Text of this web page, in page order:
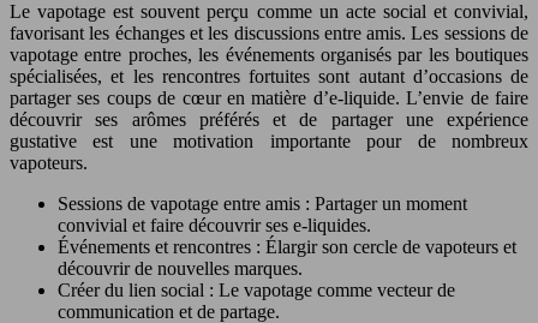
Le vapotage est souvent perçu comme un acte social et convivial,
favorisant les échanges et les discussions entre amis. Les sessions de
vapotage entre proches, les événements organisés par les boutiques
spécialisées, et les rencontres fortuites sont autant d’occasions de
partager ses coups de cœur en matière d’e-liquide. L’envie de faire
découvrir ses arômes préférés et de partager une expérience
gustative est une motivation importante pour de nombreux
vapoteurs.
Sessions de vapotage entre amis : Partager un moment
convivial et faire découvrir ses e-liquides.
Événements et rencontres : Élargir son cercle de vapoteurs et
découvrir de nouvelles marques.
Créer du lien social : Le vapotage comme vecteur de
communication et de partage.